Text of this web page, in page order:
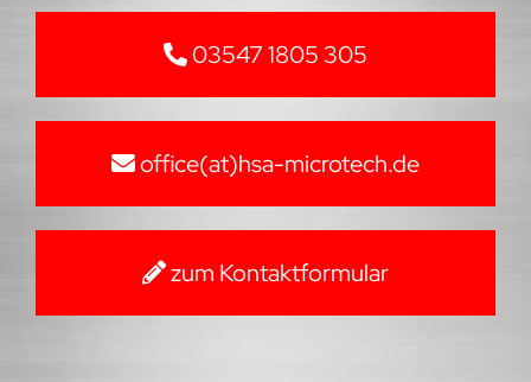
03547 1805 305
office(at)hsa-microtech.de
zum Kontaktformular